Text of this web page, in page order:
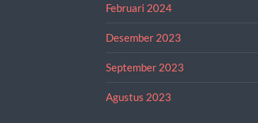
Februari 2024
Desember 2023
September 2023
Agustus 2023